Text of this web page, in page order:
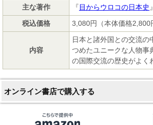
主な著作
『目からウロコの日本史
税込価格
3,080円（本体価格2,800
内容
日本と諸外国との交流の
つめたユニークな人物事
の国際交流の歴史がよく
オンライン書店で購入する